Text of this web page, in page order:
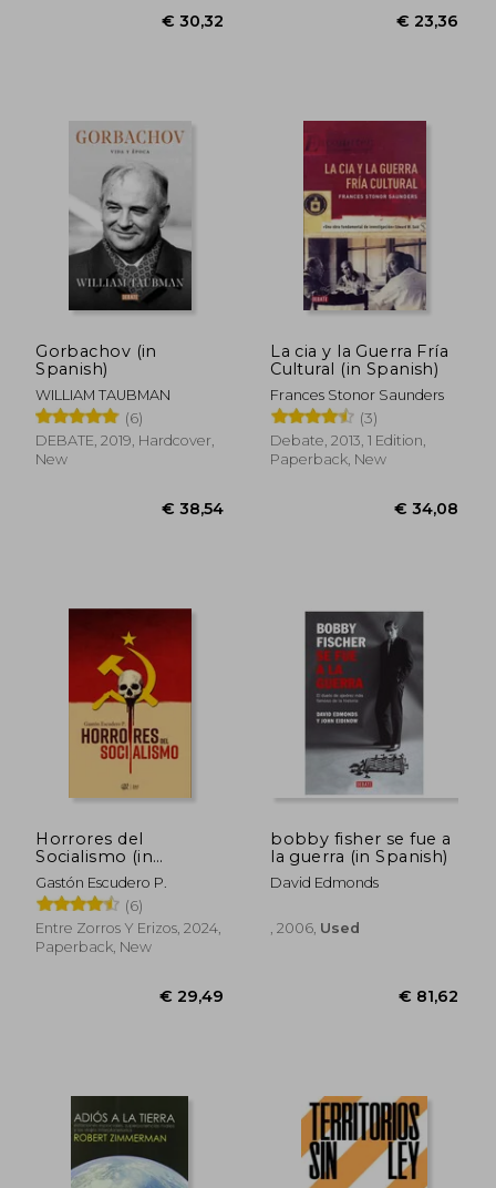
€ 30,32
Gorbachov (in
Spanish)
WILLIAM TAUBMAN
(6)
DEBATE, 2019, Hardcover,
New
La cia y la Guerra Fría
Cultural (in Spanish)
Frances Stonor Saunders
(3)
Debate, 2013, 1 Edition,
Paperback, New
Horrores del
Socialismo (in
Spanish)
Gastón Escudero P.
(6)
Entre Zorros Y Erizos, 2024,
Paperback, New
bobby fisher se fue a
la guerra (in Spanish)
David Edmonds
, 2006, Used